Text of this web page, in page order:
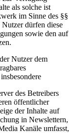
als solche ist
im Sinne des §§
dürfen diese
sowie den auf
Nutzer dem
des Betreibers
öffentlicher
der Inhalte auf
in Newslettern,
Kanäle umfasst,